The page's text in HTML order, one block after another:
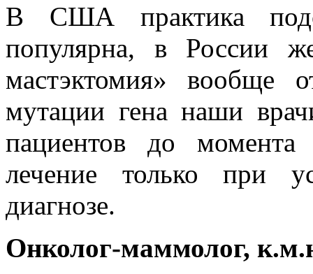
В США практика
популярна, в России
мастэктомия» вообще
мутации гена наши
пациентов до
лечение только при
диагнозе.
Онколог-маммолог,